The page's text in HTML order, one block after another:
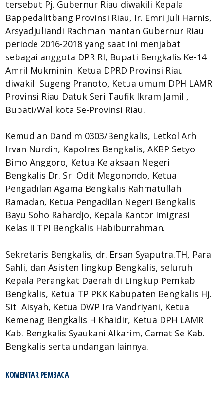
tersebut Pj. Gubernur Riau diwakili Kepala
Bappedalitbang Provinsi Riau, Ir. Emri Juli Harnis,
Arsyadjuliandi Rachman mantan Gubernur Riau
periode 2016-2018 yang saat ini menjabat
sebagai anggota DPR RI, Bupati Bengkalis Ke-14
Amril Mukminin, Ketua DPRD Provinsi Riau
diwakili Sugeng Pranoto, Ketua umum DPH LAMR
Provinsi Riau Datuk Seri Taufik Ikram Jamil ,
Bupati/Walikota Se-Provinsi Riau.
Kemudian Dandim 0303/Bengkalis, Letkol Arh
Irvan Nurdin, Kapolres Bengkalis, AKBP Setyo
Bimo Anggoro, Ketua Kejaksaan Negeri
Bengkalis Dr. Sri Odit Megonondo, Ketua
Pengadilan Agama Bengkalis Rahmatullah
Ramadan, Ketua Pengadilan Negeri Bengkalis
Bayu Soho Rahardjo, Kepala Kantor Imigrasi
Kelas II TPI Bengkalis Habiburrahman.
Sekretaris Bengkalis, dr. Ersan Syaputra.TH, Para
Sahli, dan Asisten lingkup Bengkalis, seluruh
Kepala Perangkat Daerah di Lingkup Pemkab
Bengkalis, Ketua TP PKK Kabupaten Bengkalis Hj.
Siti Aisyah, Ketua DWP Ira Vandriyani, Ketua
Kemenag Bengkalis H Khaidir, Ketua DPH LAMR
Kab. Bengkalis Syaukani Alkarim, Camat Se Kab.
Bengkalis serta undangan lainnya.
KOMENTAR PEMBACA